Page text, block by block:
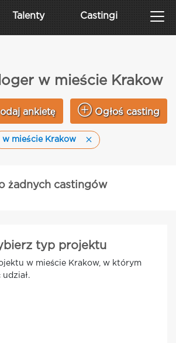
Talenty Castingi
w mieście Krakow
ankietę Ogłoś casting
w mieście Krakow
żadnych castingów
typ projektu
w mieście Krakow, w którym
udział.